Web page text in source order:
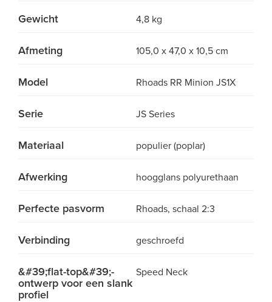
Gewicht 4,8 kg
Afmeting 105,0 x 47,0 x 10,5 cm
Model Rhoads RR Minion JS1X
Serie JS Series
Materiaal populier (poplar)
Afwerking hoogglans polyurethaan
Perfecte pasvorm Rhoads, schaal 2:3
Verbinding geschroefd
&#39;flat-top&#39;-
ontwerp voor een slank
profiel
Speed Neck